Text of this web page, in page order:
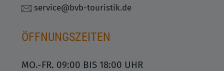
service@bvb-touristik.de
ÖFFNUNGSZEITEN
MO.-FR. 09:00 BIS 18:00 UHR